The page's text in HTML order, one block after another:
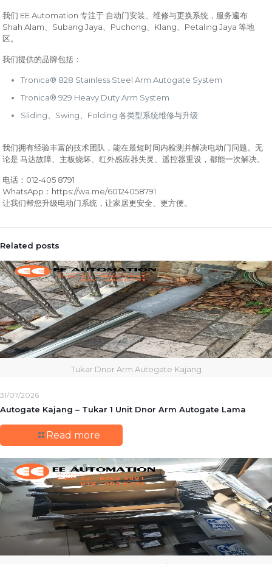
我们 EE Automation专注于 自动门安装、维修与更换系统，服务遍布
Shah Alam Subang Jaya Puchong Klang Petaling Jaya等地
区。
我们提供的品牌包括：
Tronica® 828 Stainless Steel Arm Autogate System
Tronica® 929 Heavy Duty Arm System
Sliding
Swing Folding各类型系统维修与升级
我们拥有经验丰富的技术团队，能在最短时间内检测并解决电动门问题。无
论是 马达故障、主板烧坏、红外感应器失灵、遥控器重设，都能一次解决。
电话： 012-405 8791
WhatsApp ： https://wa.me/60124058791
让我们帮您升级电动门系统，让家居更安全、更方便。
Related posts
Tukar Dnor Arm Autogate Kajang
31/07/2026
Autogate Kajang – Tukar 1 Unit Dnor Arm Autogate Lama
Read more